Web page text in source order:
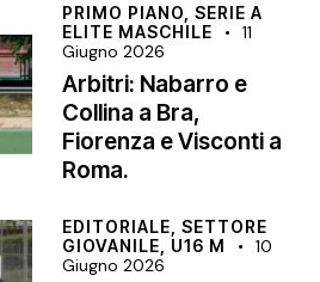
PRIMO PIANO,SERIE A
ELITE MASCHILE
11
Giugno 2026
Arbitri: Nabarro e
Collina a Bra,
Fiorenza e Visconti a
Roma.
EDITORIALE,SETTORE
GIOVANILE, U16 M
10
Giugno 2026